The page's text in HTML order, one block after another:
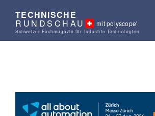
TECHNISCHE
RUNDSCHAU mit polyscope'
Schweizer Fachmagazin für Industrie-Technologien